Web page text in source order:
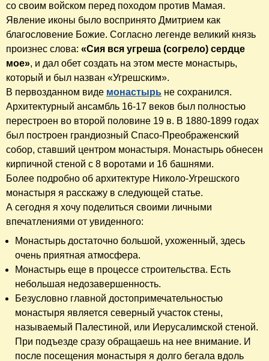
со своим войском перед походом против Мамая.
Явление иконы было воспринято Дмитрием как
благословение Божие. Согласно легенде великий князь
произнес слова: «Сия вся угреша (согрело) сердце
мое», и дал обет создать на этом месте монастырь,
который и был назван «Угрешским».
В первозданном виде монастырь не сохранился.
Архитектурный ансамбль 16-17 веков был полностью
перестроен во второй половине 19 в. В 1880-1899 годах
был построен грандиозный Спасо-Преображенский
собор, ставший центром монастыря. Монастырь обнесен
кирпичной стеной с 8 воротами и 16 башнями.
Более подробно об архитектуре Николо-Угрешского
монастыря я расскажу в следующей статье.
А сегодня я хочу поделиться своими личными
впечатлениями от увиденного:
Монастырь достаточно большой, ухоженный, здесь
очень приятная атмосфера.
Монастырь еще в процессе строительства. Есть
небольшая недозавершенность.
Безусловно главной достопримечательностью
монастыря является северный участок стены,
называемый Палестиной, или Иерусалимской стеной.
При подъезде сразу обращаешь на нее внимание. И
после посещения монастыря я долго бегала вдоль